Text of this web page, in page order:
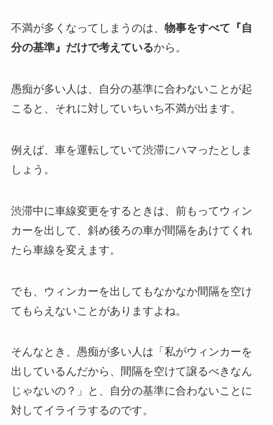
不満が多くなってしまうのは、 物事をすべて『自
分の基準』だけで考えているから。
愚痴が多い人は、自分の基準に合わないことが起
こると、それに対していちいち不満が出ます。
例えば、車を運転していて渋滞にハマったとしま
しょう。
渋滞中に車線変更をするときは、前もってウィン
カーを出して、斜め後ろの車が間隔をあけてくれ
たら車線を変えます。
でも、ウィンカーを出してもなかなか間隔を空け
てもらえないことがありますよね。
そんなとき、愚痴が多い人は「私がウィンカーを
出しているんだから、間隔を空けて譲るべきなん
じゃないの？」と、自分の基準に合わないことに
対してイライラするのです。